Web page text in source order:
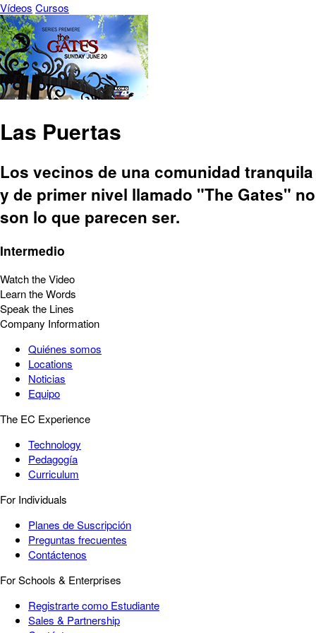
Vídeos Cursos
Las Puertas
Los vecinos de una comunidad tranquila
y de primer nivel llamado "The Gates" no
son lo que parecen ser.
Intermedio
Watch the Video
Learn the Words
Speak the Lines
Company Information
Quiénes somos
Locations
Noticias
Equipo
The EC Experience
Technology
Pedagogía
Curriculum
For Individuals
Planes de Suscripción
Preguntas frecuentes
Contáctenos
For Schools & Enterprises
Registrarte como Estudiante
Sales & Partnership